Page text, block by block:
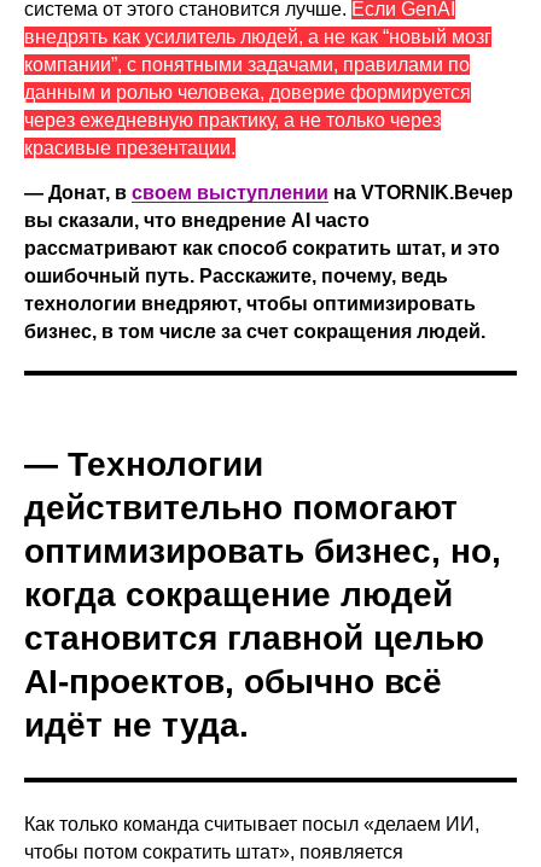
система от этого становится лучше. Если GenAI
внедрять как усилитель людей, а не как “новый мозг
компании”, с понятными задачами, правилами по
данным и ролью человека, доверие формируется
через ежедневную практику, а не только через
красивые презентации.
— Донат, в своем выступлении на VTORNIK.Вечер
вы сказали, что внедрение AI часто
рассматривают как способ сократить штат, и это
ошибочный путь. Расскажите, почему, ведь
технологии внедряют, чтобы оптимизировать
бизнес, в том числе за счет сокращения людей.
— Технологии
действительно помогают
оптимизировать бизнес, но,
когда сокращение людей
становится главной целью
AI-проектов, обычно всё
идёт не туда.
Как только команда считывает посыл «делаем ИИ,
чтобы потом сократить штат», появляется